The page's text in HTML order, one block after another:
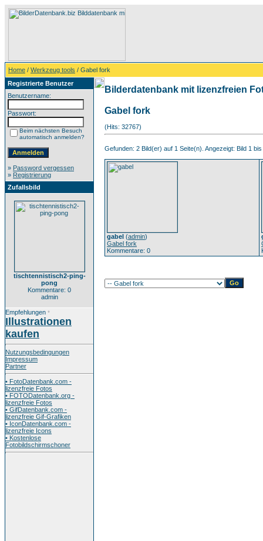
Home / Werkzeug tools / Gabel fork
Registrierte Benutzer
Benutzername:
Passwort:
Beim nächsten Besuch
automatisch anmelden?
» Password vergessen
» Registrierung
Zufallsbild
tischtennistisch2-ping-
pong
Kommentare: 0
admin
Empfehlungen *
Illustrationen
kaufen
Nutzungsbedingungen
Impressum
Partner
• FotoDatenbank.com -
lizenzfreie Fotos
• FOTODatenbank.org -
lizenzfreie Fotos
• GifDatenbank.com -
lizenzfreie Gif-Grafiken
• IconDatenbank.com -
lizenzfreie Icons
• Kostenlose
Fotobildschirmschoner
Bilderdatenbank mit lizenzfreien
Gabel fork
(Hits: 32767)
Gefunden: 2 Bild(er) auf 1 Seite(n). Angezeigt: Bild 1 bis
gabel (admin)
Gabel fork
Kommentare: 0